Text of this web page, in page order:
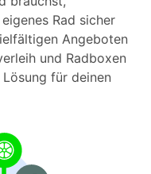
Rad sicher
Angeboten
und Radboxen
für deinen